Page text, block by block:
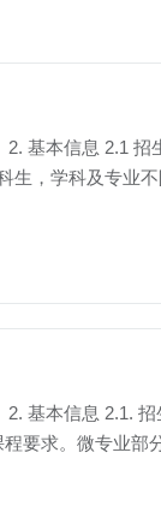
基本信息 2.1 招
生，学科及专业
基本信息 2.1. 招
要求。微专业部